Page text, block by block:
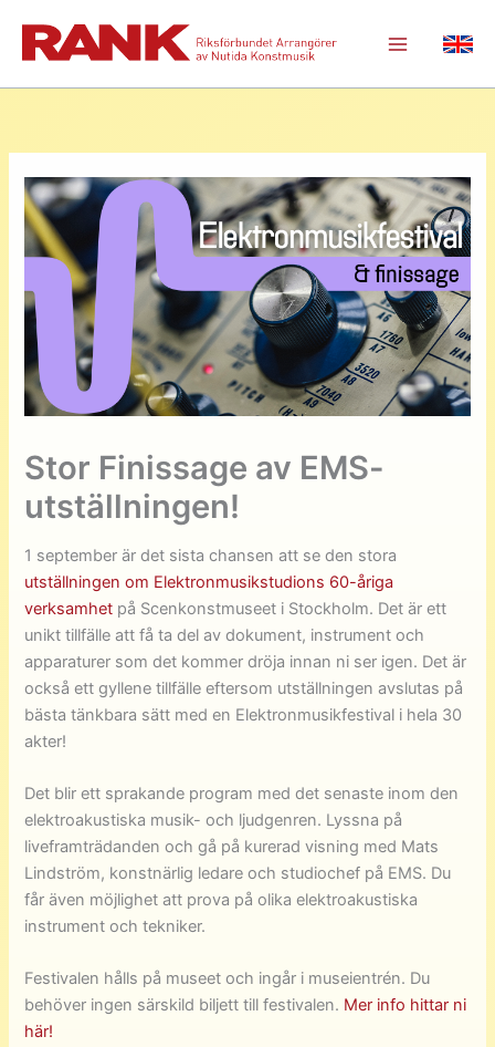
innehåll
Stor Finissage av EMS-
utställningen!
1 september är det sista chansen att se den stora
utställningen om Elektronmusikstudions 60-åriga
verksamhet på Scenkonstmuseet i Stockholm. Det är ett
unikt tillfälle att få ta del av dokument, instrument och
apparaturer som det kommer dröja innan ni ser igen. Det är
också ett gyllene tillfälle eftersom utställningen avslutas på
bästa tänkbara sätt med en Elektronmusikfestival i hela 30
akter!
Det blir ett sprakande program med det senaste inom den
elektroakustiska musik- och ljudgenren. Lyssna på
liveframträdanden och gå på kurerad visning med Mats
Lindström, konstnärlig ledare och studiochef på EMS. Du
får även möjlighet att prova på olika elektroakustiska
instrument och tekniker.
Festivalen hålls på museet och ingår i museientrén. Du
behöver ingen särskild biljett till festivalen. Mer info hittar ni
här!